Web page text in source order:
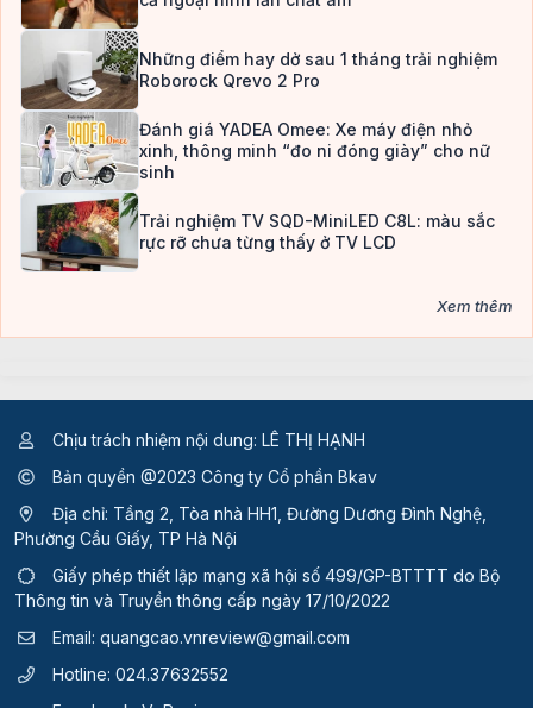
Những điểm hay dở sau 1 tháng trải nghiệm
Roborock Qrevo 2 Pro
Đánh giá YADEA Omee: Xe máy điện nhỏ
xinh, thông minh “đo ni đóng giày” cho nữ
sinh
Trải nghiệm TV SQD-MiniLED C8L: màu sắc
rực rỡ chưa từng thấy ở TV LCD
Xem thêm
Chịu trách nhiệm nội dung: LÊ THỊ HẠNH
Bản quyền @2023 Công ty Cổ phần Bkav
Địa chỉ: Tầng 2, Tòa nhà HH1, Đường Dương Đình Nghệ,
Phường Cầu Giấy, TP Hà Nội
Giấy phép thiết lập mạng xã hội số 499/GP-BTTTT do Bộ
Thông tin và Truyền thông cấp ngày 17/10/2022
Email: quangcao.vnreview@gmail.com
Hotline: 024.37632552